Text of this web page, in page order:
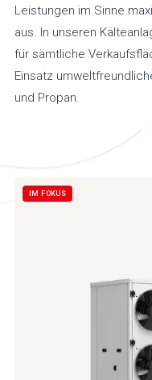
Leistungen im Sinne
aus. In unseren
für sämtliche
Einsatz
und Propan.
IM FOKUS